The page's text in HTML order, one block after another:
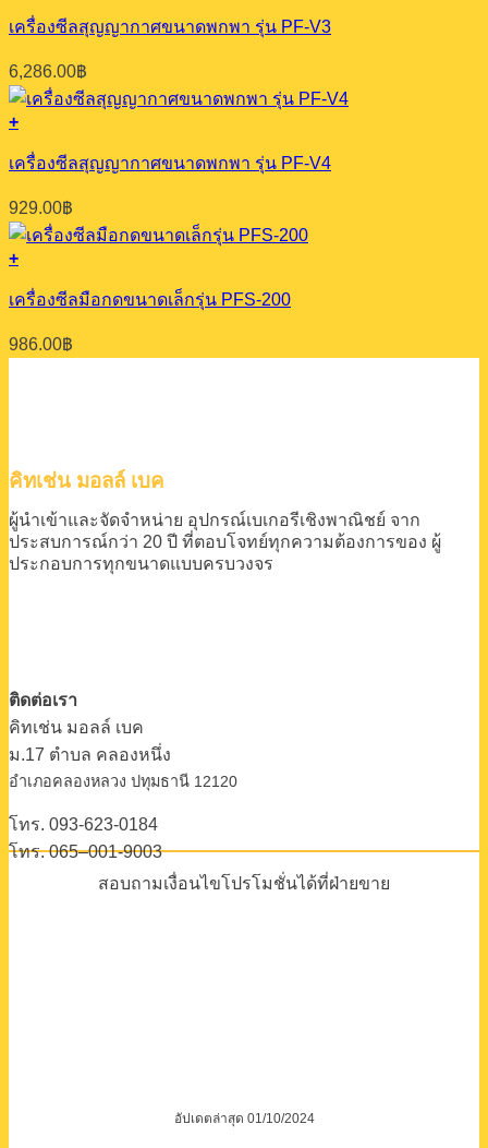
เครื่องซีลสุญญากาศขนาดพกพา รุ่น PF-V3
6,286.00฿
+
เครื่องซีลสุญญากาศขนาดพกพา รุ่น PF-V4
929.00฿
+
เครื่องซีลมือกดขนาดเล็กรุ่น PFS-200
986.00฿
คิทเช่น มอลล์ เบค
ผู้นำเข้าและจัดจำหน่าย อุปกรณ์เบเกอรีเชิงพาณิชย์ จาก
ประสบการณ์กว่า 20 ปี ที่ตอบโจทย์ทุกความต้องการของ ผู้
ประกอบการทุกขนาดแบบครบวงจร
ติดต่อเรา
คิทเช่น มอลล์ เบค
ม.17 ตําบล คลองหนึ่ง
อําเภอคลองหลวง ปทุมธานี 12120
โทร. 093-623-0184
โทร. 065–001-9003
สอบถามเงื่อนไขโปรโมชั่นได้ที่ฝ่ายขาย
อัปเดตล่าสุด 01/10/2024